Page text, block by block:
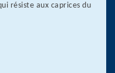
résiste aux caprices du